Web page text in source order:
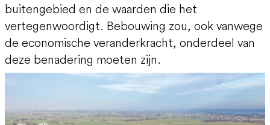
buitengebied en de waarden die het
vertegenwoordigt. Bebouwing zou, ook vanwege
de economische veranderkracht, onderdeel van
deze benadering moeten zijn.